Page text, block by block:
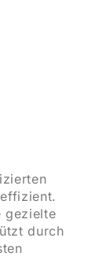
gezielte
durch